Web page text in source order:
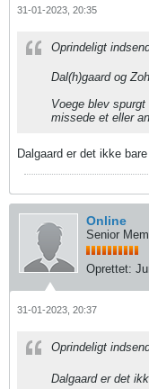
31-01-2023, 20:35
Oprindeligt
Dal(h)gaard og
Voege blev
missede et eller
Dalgaard er det ikke
Online
Senior
Oprettet:
31-01-2023, 20:37
Oprindeligt
Dalgaard er det